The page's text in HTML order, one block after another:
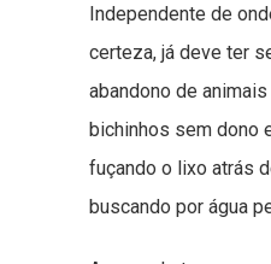
Independente de
certeza, já deve ter
abandono de
bichinhos sem dono
fuçando o lixo atrás
buscando por água